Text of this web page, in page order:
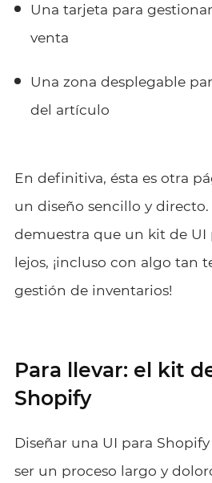
Una tarjeta para
venta
Una zona desplegable
del artículo
En definitiva, ésta es otra
un diseño sencillo y
demuestra que un kit de
lejos, ¡incluso con algo tan
gestión de inventarios!
Para llevar: el kit
Shopify
Diseñar una UI para
ser un proceso largo y